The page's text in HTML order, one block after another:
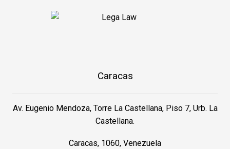
Caracas
Av. Eugenio Mendoza, Torre La Castellana, Piso 7, Urb. La
Castellana.
Caracas, 1060, Venezuela